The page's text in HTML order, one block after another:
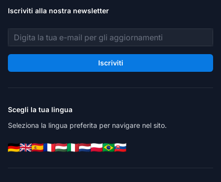
Iscriviti alla nostra newsletter
Indirizzo email
Iscriviti
Scegli la tua lingua
Seleziona la lingua preferita per navigare nel sito.